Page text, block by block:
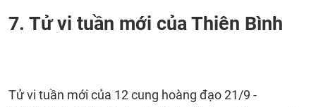
7. Tử vi tuần mới của Thiên Bình
Tử vi tuần mới của 12 cung hoàng đạo 21/9 -